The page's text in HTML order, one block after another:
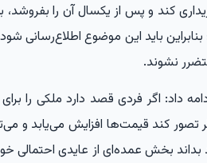
کند و پس از یکسال آن را
باید این موضوع اطلاع‌رسانی
نشوند.
بداند بخش عمده‌ای از عایدی احتمالی